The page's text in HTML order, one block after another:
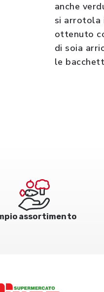
anche
si arrotola
ottenuto
di soia
le
assortimento